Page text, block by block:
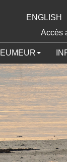
ENGLISH
Accès